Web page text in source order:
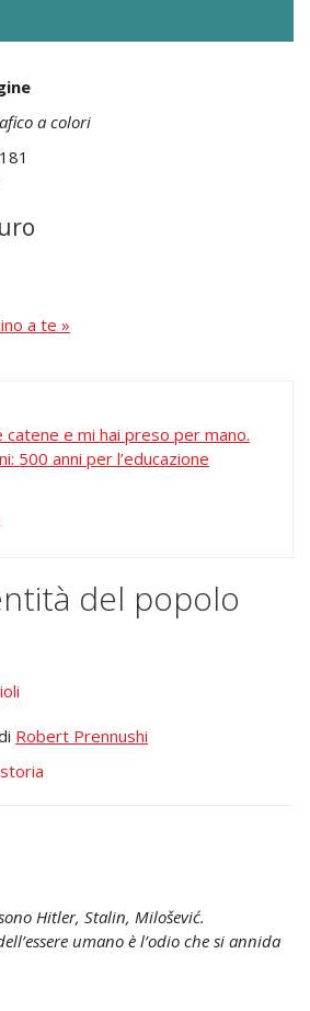
a colori
a te »
e mi hai preso per mano.
500 anni per l’educazione
del popolo
Robert Prennushi
Hitler, Stalin, Milošević.
umano è l’odio che si annida